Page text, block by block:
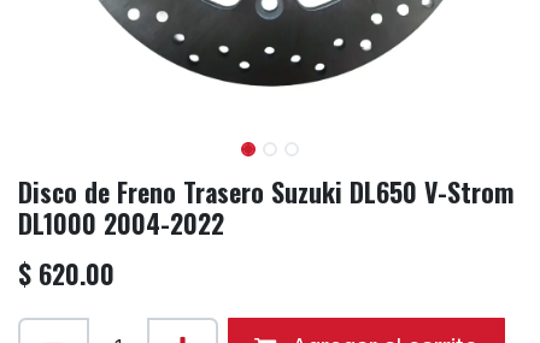
Disco de Freno Trasero Suzuki DL650 V-Strom
DL1000 2004-2022
$ 620.00